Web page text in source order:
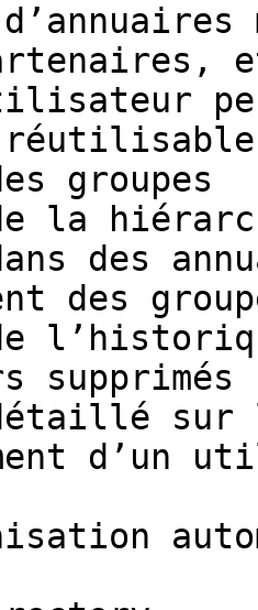
groupes
la
des
des
supprimés
d’un